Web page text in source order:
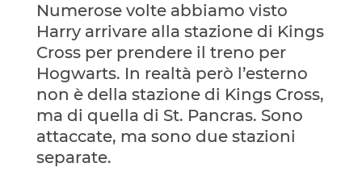
Numerose volte abbiamo visto
Harry arrivare alla stazione di Kings
Cross per prendere il treno per
Hogwarts. In realtà però l’esterno
non è della stazione di Kings Cross,
ma di quella di St. Pancras. Sono
attaccate, ma sono due stazioni
separate.